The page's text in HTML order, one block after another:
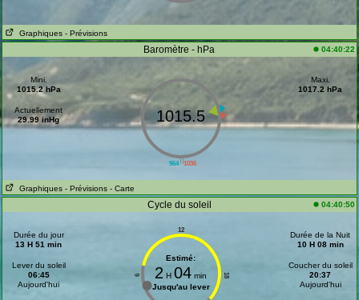
Graphiques - Prévisions
Baromètre - hPa 04:40:22
Mini.
1015.2 hPa
Actuellement
29.99 inHg
||
964 1036
1015.5
Maxi.
1017.2 hPa
Graphiques - Prévisions - Carte
Cycle du soleil 04:40:50
Durée du jour
13 H 51 min
Lever du soleil
06:45
Aujourd'hui
12
6 18
Estimé:
2 H04 min
Jusqu'au lever
Durée de la Nuit
10 H 08 min
Coucher du soleil
20:37
Aujourd'hui